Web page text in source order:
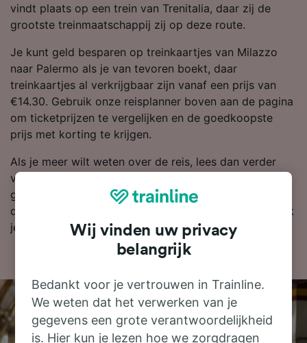
vindt plaats op een trein van Trenitalia, daar zij de
grootste treinmaatschappij zij op deze route.
Je kunt geld besparen op treinkaartjes van Milazzo
naar Palermo als je van tevoren boekt, daar
treinkaartjes al verkrijgbaar zijn vanaf een prijs van
€14.30. Gebruik onze reisplanner boven aan de pagina
om ticketprijzen te vergelijken en de goedkoopste
prijs met korting te krijgen.
Als je meer wilt weten over de reis, lees dan verder
voor dienstregelingen, tips voor het boeken van
goedkope treinkaartjes en veelgestelde vragen, zoals
de eerste en laatste treinen. Wil je gelijk boeken? Zoek
je kaartjes dan vandaag bij ons!
Wij vinden uw privacy
belangrijk
Bedankt voor je vertrouwen in Trainline.
We weten dat het verwerken van je
gegevens een grote verantwoordelijkheid
is. Hier kun je lezen hoe we zorgdragen